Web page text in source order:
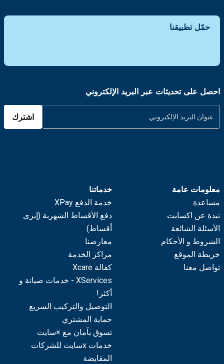
حمّل تطبيقنا
احصل على تحديثات عبر البريد الإلكتروني
اشترك
معلومات عامة
مساعدة
نبذة عن اكسايت
الأسئلة الشائعة
الشروط و الأحكام
خريطة الموقع
تواصل معنا
خدماتنا
خدمة الدفع XPay
دفع الأقساط الشهرية (إيزي
أقساط)
معارضنا
مراكز الخدمة
كفالة Xcare
XServices - خدمات صيانة و
أكثر!
التوصيل والتركيب السريع
حماية المشتري
تسوق بآمان مع ×سايت
خدمات xسايت للشركات
المقايضة